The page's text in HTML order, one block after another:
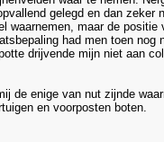
gelegd en dan
waarnemen, maar de
had men toen nog
drijvende mijn niet aan
de enige van nut zijnde
en voorposten boten.